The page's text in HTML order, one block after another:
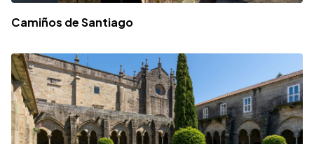
Camiños de Santiago